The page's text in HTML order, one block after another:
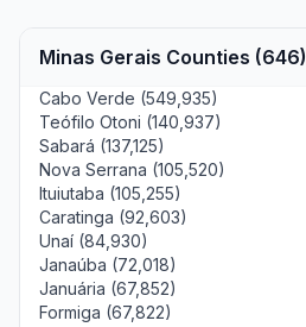
Minas Gerais Counties (646)
Cabo Verde (549,935)
Teófilo Otoni (140,937)
Sabará (137,125)
Nova Serrana (105,520)
Ituiutaba (105,255)
Caratinga (92,603)
Unaí (84,930)
Janaúba (72,018)
Januária (67,852)
Formiga (67,822)